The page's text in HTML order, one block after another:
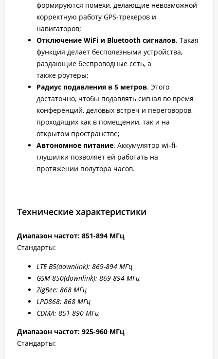
формируются помехи, делающие невозможной
корректную работу GPS-трекеров и
навигаторов;
Отключение WiFi и Bluetooth сигналов. Такая
функция делает бесполезными устройства,
раздающие беспроводные сеть, а
также роутеры;
Радиус подавления в 5 метров. Этого
достаточно, чтобы подавлять сигнал во время
конференций, деловых встреч и переговоров,
проходящих как в помещении, так и на
открытом пространстве;
Автономное питание. Аккумулятор wi-fi-
глушилки позволяет ей работать на
протяжении полутора часов.
Технические характеристики
Диапазон частот: 851-894 МГц
Стандарты:
LTE B5(downlink): 869-894 МГц
GSM-850(downlink): 869-894 МГц
ZigBee: 868 МГц
LPD868: 868 МГц
CDMA: 851-890 МГц
Диапазон частот: 925-960 МГц
Стандарты: